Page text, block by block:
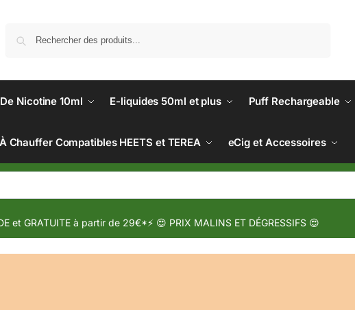
Nicotine 10ml E-liquides 50ml et plus Puff Rechargeable
Chauffer Compatibles HEETS et TEREA eCig et Accessoires
et GRATUITE à partir de 29€*⚡ 😍 PRIX MALINS ET DÉGRESSIFS 😍